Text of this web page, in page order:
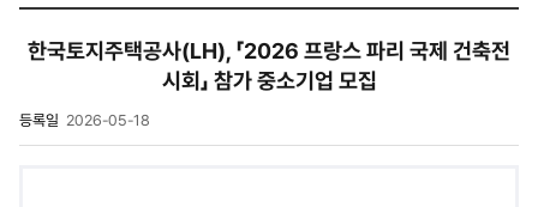
한국토지주택공사(LH), 「2026 프랑스 파리 국제 건축전
시회」 참가 중소기업 모집
등록일 2026-05-18